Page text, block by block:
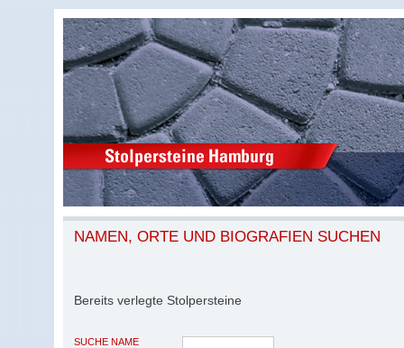
NAMEN, ORTE UND BIOGRAFIEN SUCHEN
Bereits verlegte Stolpersteine
SUCHE NAME